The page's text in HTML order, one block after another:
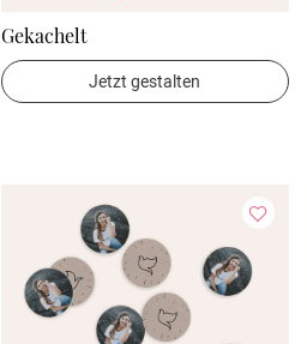
Gekachelt
Jetzt gestalten